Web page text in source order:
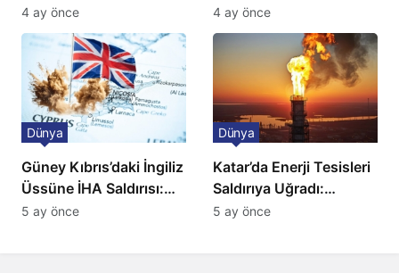
Ulaşımda Yeni
Düzenleme
4 ay önce
ve BBC Player yayında
4 ay önce
Güney Kıbrıs’daki İngiliz
Üssüne İHA Saldırısı:
Patlama, Sirenler ve
Dünya
5 ay önce
Katar’da Enerji Tesisleri
Saldırıya Uğradı:
Avrupa’da Doğalgaz
Dünya
5 ay önce